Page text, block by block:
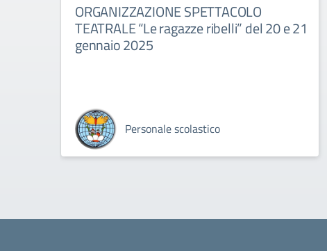
ORGANIZZAZIONE SPETTACOLO
TEATRALE “Le ragazze ribelli” del 20 e 21
gennaio 2025
Personale scolastico